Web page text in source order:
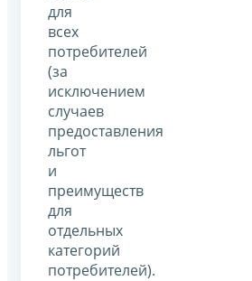
для
всех
потребителей
(за
исключением
случаев
предоставления
льгот
и
преимуществ
для
отдельных
категорий
потребителей).